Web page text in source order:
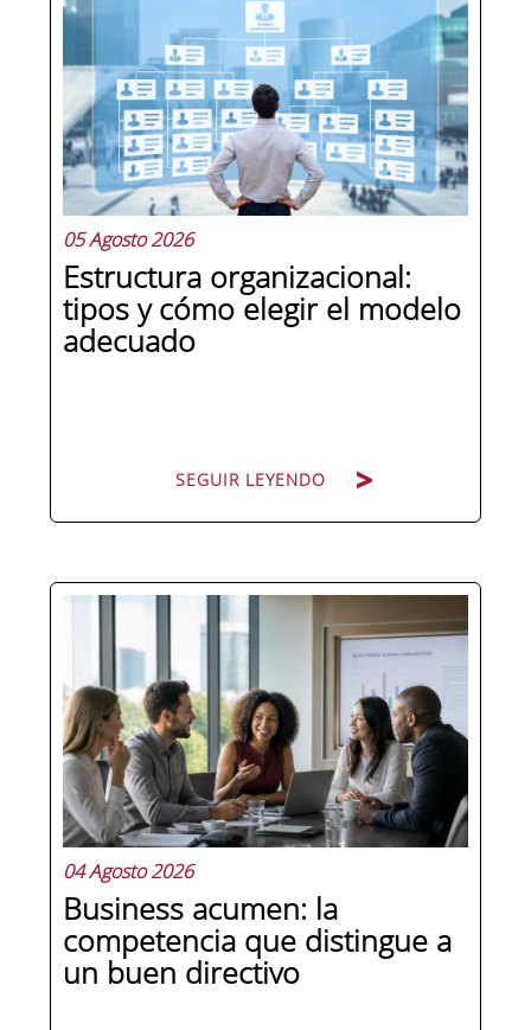
05 Agosto 2026
Estructura organizacional:
tipos y cómo elegir el modelo
adecuado
SEGUIR LEYENDO
Cuando una organización crece o
cambia de dirección estratégica, una
de las primeras preguntas que surgen
es: ¿cómo nos organizamos? La
respuesta no es trivial. La estructura
organizacional condiciona quién
decide qué, cómo fluye la información
y,...
04 Agosto 2026
Business acumen: la
competencia que distingue a
un buen directivo